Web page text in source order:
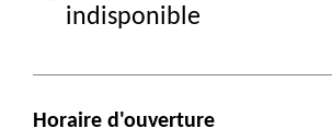
indisponible
Horaire d'ouverture